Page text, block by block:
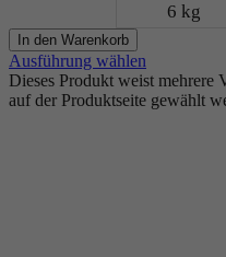
6 kg
In den Warenkorb
Ausführung wählen
Dieses Produkt weist mehrere
auf der Produktseite gewählt